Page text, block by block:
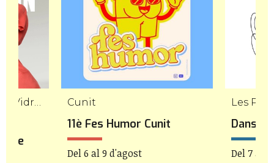
Cunit
11è Fes Humor Cunit
Del 6 al 9 d'agost
Les
Del 7 al